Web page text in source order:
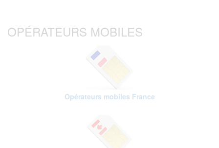
OPÉRATEURS MOBILES
Opérateurs mobiles France